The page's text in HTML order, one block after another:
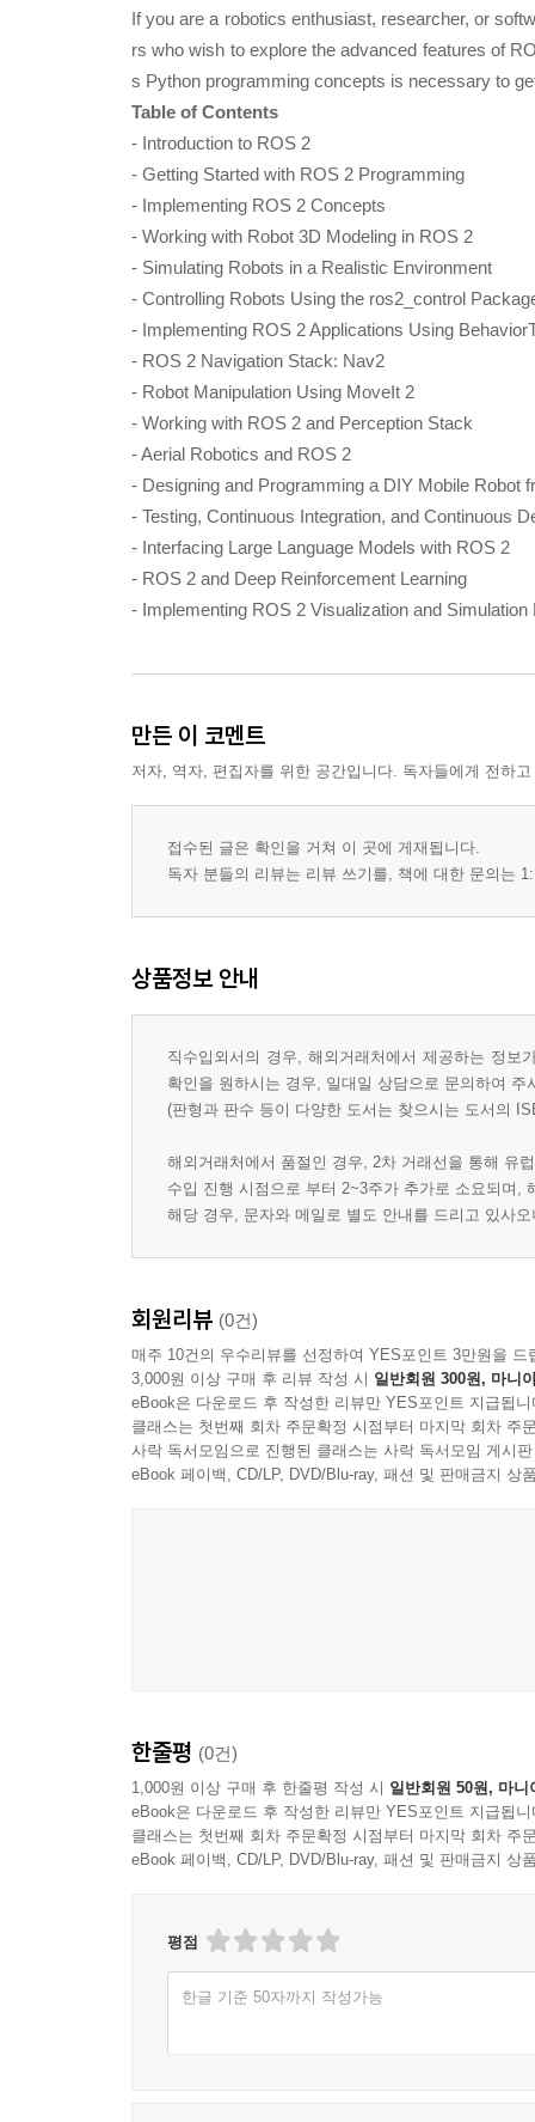
If you are a robotics enthusiast, researcher, or
rs who wish to explore the advanced features of
s Python programming concepts is necessary to
Table of Contents
- Introduction to ROS 2
- Getting Started with ROS 2 Programming
- Implementing ROS 2 Concepts
- Working with Robot 3D Modeling in ROS 2
- Simulating Robots in a Realistic Environment
- Controlling Robots Using the ros2_control
- Implementing ROS 2 Applications Using
- ROS 2 Navigation Stack: Nav2
- Robot Manipulation Using MoveIt 2
- Working with ROS 2 and Perception Stack
- Aerial Robotics and ROS 2
- Designing and Programming a DIY Mobile Robot
- Testing, Continuous Integration, and Continuous
- Interfacing Large Language Models with ROS 2
- ROS 2 and Deep Reinforcement Learning
- Implementing ROS 2 Visualization and Simulation
만든 이 코멘트
저자, 역자, 편집자를 위한 공간입니다. 독자들에게 전하
접수된 글은 확인을 거쳐 이 곳에 게재됩니다.
독자 분들의 리뷰는 리뷰 쓰기를, 책에 대한 문의는
상품정보 안내
직수입외서의 경우, 해외거래처에서 제공하는 정
확인을 원하시는 경우, 일대일 상담으로 문의하여 주
(판형과 판수 등이 다양한 도서는 찾으시는 도서의
해외거래처에서 품절인 경우, 2차 거래선을 통해 유
수입 진행 시점으로 부터 2~3주가 추가로 소요되며,
해당 경우, 문자와 메일로 별도 안내를 드리고 있사
회원리뷰 (0건)
매주 10건의 우수리뷰를 선정하여 YES포인트 3만원을 드
3,000원 이상 구매 후 리뷰 작성 시 일반회원 300원, 마니
eBook은 다운로드 후 작성한 리뷰만 YES포인트 지급됩니
클래스는 첫번째 회차 주문확정 시점부터 마지막 회차 주
사락 독서모임으로 진행된 클래스는 사락 독서모임 게시
eBook 페이백, CD/LP, DVD/Blu-ray, 패션 및 판매금지 상
한줄평 (0건)
1,000원 이상 구매 후 한줄평 작성 시 일반회원 50원, 마니
eBook은 다운로드 후 작성한 리뷰만 YES포인트 지급됩니
클래스는 첫번째 회차 주문확정 시점부터 마지막 회차 주
eBook 페이백, CD/LP, DVD/Blu-ray, 패션 및 판매금지 상
평점
한글 기준 50자까지 작성가능